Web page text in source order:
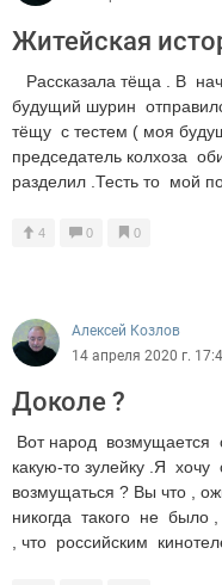
Житейская
Рассказала тёща . В
будущий шурин
тёщу с тестем ( моя
председатель колхоза
разделил .Тесть то мой
4 0 0
Алексей Козлов
14 апреля 2020 г.
Доколе ?
Вот народ возмущается
какую-то зулейку .Я
возмущаться ? Вы что ,
никогда такого не было
, что российским